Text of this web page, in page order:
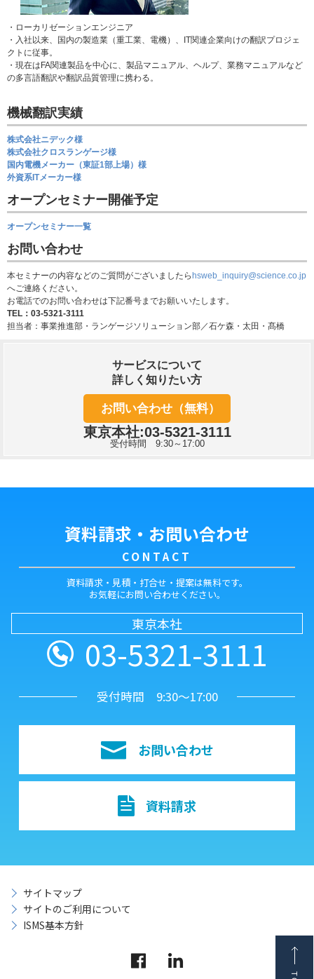
・ローカリゼーションエンジニア​
・入社以来、国内の製造業（重工業、電機）、IT関連企業向けの翻訳プロジェ
クトに従事。​
・現在はFA関連製品を中心に、製品マニュアル、ヘルプ、業務マニュアルなど
の多言語翻訳や翻訳品質管理に携わる。​
機械翻訳実績
株式会社ニデック様
株式会社クロスランゲージ様
国内電機メーカー（東証1部上場）様
外資系ITメーカー様
オープンセミナー開催予定
オープンセミナー一覧
お問い合わせ
本セミナーの内容などのご質問がございましたら hsweb_inquiry@science.co.jp
へご連絡ください。
お電話でのお問い合わせは下記番号までお願いいたします。
TEL：03-5321-3111
担当者：事業推進部・ランゲージソリューション部／石ケ森・太田・髙橋
サービスについて
詳しく知りたい方
お問い合わせ（無料）
東京本社:03-5321-3111
受付時間 9:30～17:00
資料請求・お問い合わせ
CONTACT
資料請求・見積・打合せ・提案は無料です。
お気軽にお問い合わせください。
03-5321-3111
東京本社
受付時間 9:30～17:00
お問い合わせ
資料請求
サイトマップ
サイトのご利用について
ISMS基本方針